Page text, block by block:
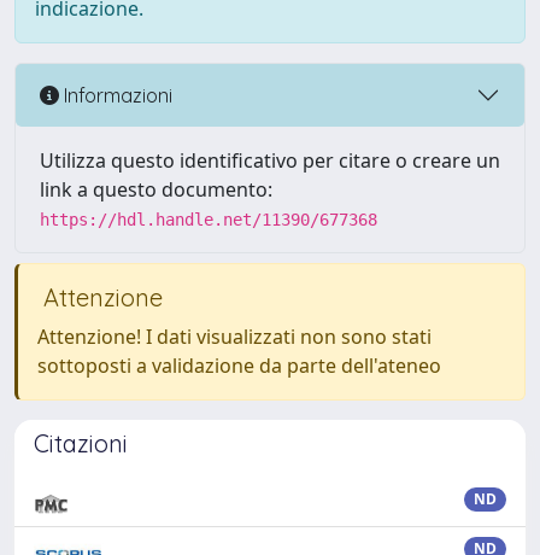
indicazione.
Informazioni
Utilizza questo identificativo per citare o creare un
link a questo documento:
https://hdl.handle.net/11390/677368
Attenzione
Attenzione! I dati visualizzati non sono stati
sottoposti a validazione da parte dell'ateneo
Citazioni
ND
ND